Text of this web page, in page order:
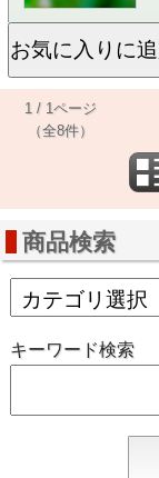
1 / 1ページ
（全8件）
商品検索
キーワード検索